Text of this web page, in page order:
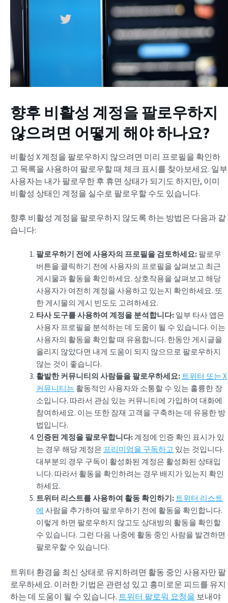
향후 비활성 계정을 팔로우하지
않으려면 어떻게 해야 하나요?
비활성 X 계정을 팔로우하지 않으려면 미리 프로필을 확인하
고 목록을 사용하여 팔로우할 때 체크 표시를 찾아보세요. 일부
사용자는 내가 팔로우한 후 휴면 상태가 되기도 하지만, 이미
비활성 상태인 계정을 실수로 팔로우할 수도 있습니다.
향후 비활성 계정을 팔로우하지 않도록 하는 방법은 다음과 같
습니다:
팔로우하기 전에 사용자의 프로필을 검토하세요: 팔로우
버튼을 클릭하기 전에 사용자의 프로필을 살펴보고 최근
게시물과 활동을 확인하세요. 상호작용을 살펴보고 해당
사용자가 여전히 계정을 사용하고 있는지 확인하세요. 또
한 게시물의 게시 빈도도 고려하세요.
타사 도구를 사용하여 계정을 분석합니다: 일부 타사 앱은
사용자 프로필을 분석하는 데 도움이 될 수 있습니다. 이는
사용자의 활동을 확인할 때 유용합니다. 한동안 게시글을
올리지 않았다면 내게 도움이 되지 않으므로 팔로우하지
않는 것이 좋습니다.
활발한 커뮤니티의 사람들을 팔로우하세요: 트위터 또는 X
커뮤니티는 활동적인 사용자와 소통할 수 있는 훌륭한 장
소입니다. 따라서 관심 있는 커뮤니티에 가입하여 대화에
참여하세요. 이는 또한 잠재 고객을 구축하는 데 유용한 방
법입니다.
인증된 계정을 팔로우합니다: 계정에 인증 확인 표시가 있
는 경우 해당 계정은 프리미엄을 구독하고 있는 것입니다.
대부분의 경우 구독이 활성화된 계정은 활성화된 상태입
니다. 따라서 활동을 확인하려는 경우 배지가 있는지 확인
하세요.
트위터 리스트를 사용하여 활동 확인하기: 트위터 리스트
에 사람을 추가하여 팔로우하기 전에 활동을 확인합니다.
이렇게 하면 팔로우하지 않고도 상대방의 활동을 확인할
수 있습니다. 그런 다음 나중에 활동 중인 사람을 발견하면
팔로우할 수 있습니다.
트위터 환경을 최신 상태로 유지하려면 활동 중인 사용자만 팔
로우하세요. 이러한 기법은 관련성 있고 흥미로운 피드를 유지
하는 데 도움이 될 수 있습니다. 트위터 팔로워 요청을 보내야